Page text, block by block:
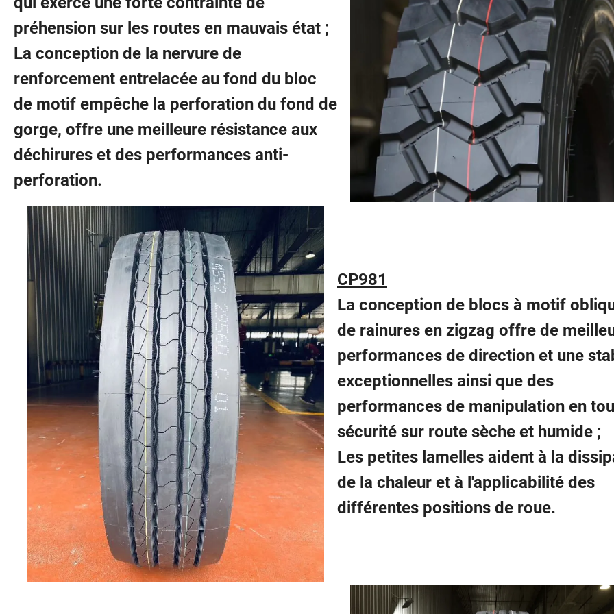
préhension sur les routes en mauvais état ;
La conception de la nervure de
renforcement entrelacée au fond du bloc
de motif empêche la perforation du fond de
gorge, offre une meilleure résistance aux
déchirures et des performances anti-
perforation.
CP981
La conception de blocs à motif
de rainures en zigzag offre de
performances de direction et une
exceptionnelles ainsi que des
performances de manipulation en
sécurité sur route sèche et humide ;
Les petites lamelles aident à la
de la chaleur et à l'applicabilité des
différentes positions de roue.